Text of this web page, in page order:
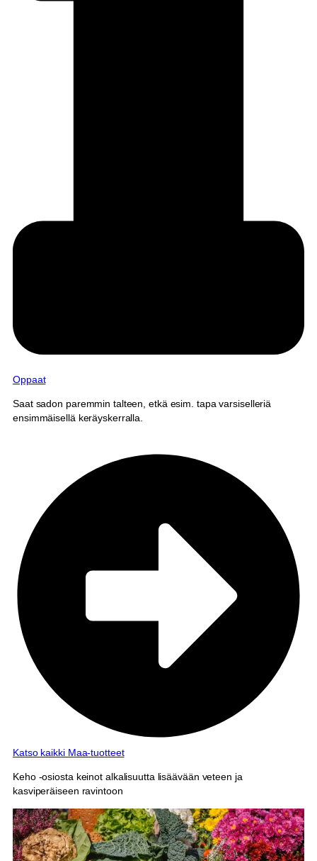
Oppaat
Saat sadon paremmin talteen, etkä esim. tapa varsiselleriä
ensimmäisellä keräyskerralla.
Katso kaikki Maa-tuotteet
Keho -osiosta keinot alkalisuutta lisäävään veteen ja
kasviperäiseen ravintoon